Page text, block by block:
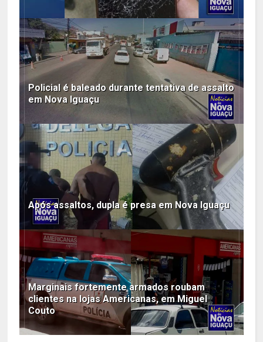
Policial é baleado durante tentativa de assalto
em Nova Iguaçu
Após assaltos, dupla é presa em Nova Iguaçu
Marginais fortemente armados roubam
clientes na lojas Americanas, em Miguel
Couto